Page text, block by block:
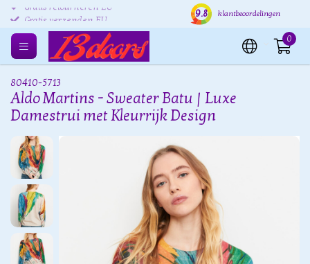
Gratis retourneren EU Verzending binnen 24 uur
9.8 klantbeoordelingen
0
80410-5713
Aldo Martins - Sweater Batu | Luxe
Damestrui met Kleurrijk Design